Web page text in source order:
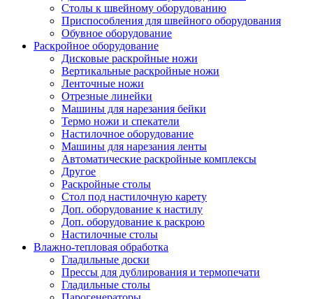
Столы к швейному оборудованию
Приспособления для швейного оборудования
Обувное оборудование
Раскройное оборудование
Дисковые раскройные ножи
Вертикальные раскройные ножи
Ленточные ножи
Отрезные линейки
Машины для нарезания бейки
Термо ножи и спекатели
Настилочное оборудование
Машины для нарезания ленты
Автоматические раскройные комплексы
Другое
Раскройные столы
Стол под настилочную карету
Доп. оборудование к настилу
Доп. оборудование к раскрою
Настилочные столы
Влажно-тепловая обработка
Гладильные доски
Прессы для дублирования и термопечати
Гладильные столы